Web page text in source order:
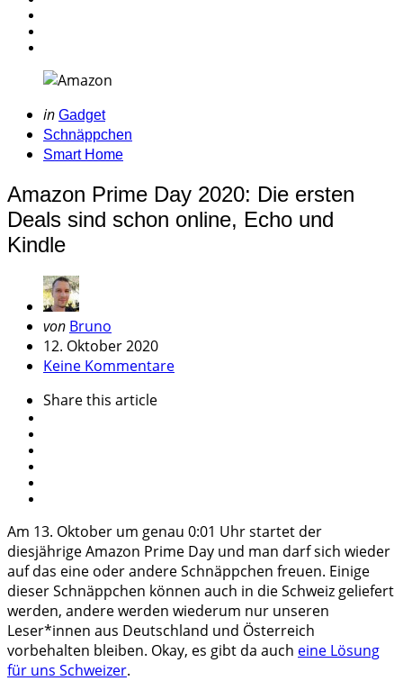
Categories
Posted
in
in Gadget
Schnäppchen
Smart Home
Amazon Prime Day 2020: Die ersten
Deals sind schon online, Echo und
Kindle
Geschrieben
von
von Bruno
12. Oktober 2020
Keine Kommentare
Sharethis article
Am 13. Oktober um genau 0:01 Uhr startet der
diesjährige Amazon Prime Day und man darf sich wieder
auf das eine oder andere Schnäppchen freuen. Einige
dieser Schnäppchen können auch in die Schweiz geliefert
werden, andere werden wiederum nur unseren
Leser*innen aus Deutschland und Österreich
vorbehalten bleiben. Okay, es gibt da auch eine Lösung
für uns Schweizer.